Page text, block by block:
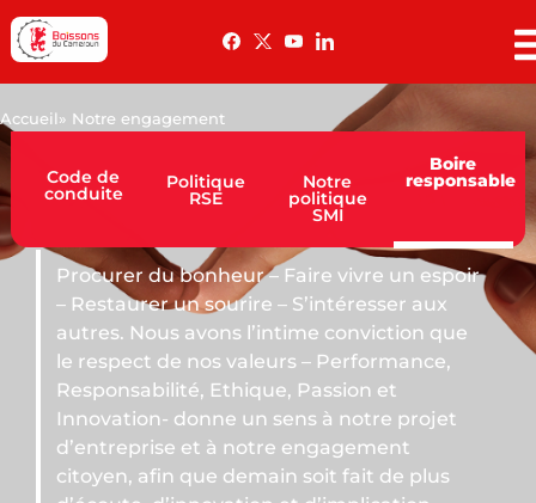
Accueil» Notre engagement
Code de
conduite
Politique
RSE
Notre
politique
SMI
Boire
responsable
– Faire vivre un espoir
– S’intéresser aux
l’intime conviction que
– Performance,
Passion et
sens à notre projet
engagement
soit fait de plus